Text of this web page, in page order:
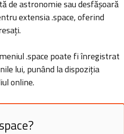
de astronomie sau desfășoară
extensia .space, oferind
.space poate fi înregistrat
lui, punând la dispoziția
online.